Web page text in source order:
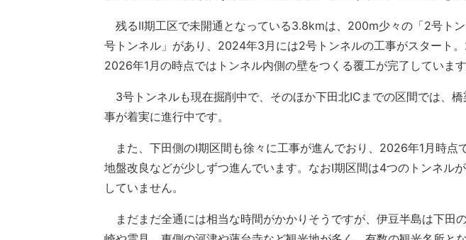
残るII期工区で未開通となっている3.8kmは、200m少々の「2号ト
号トンネル」があり、2024年3月には2号トンネルの工事がスタート
2026年1月の時点ではトンネル内側の壁をつくる覆工が完了しています
3号トンネルも現在掘削中で、そのほか下田北ICまでの区間では、
事が着実に進行中です。
また、下田側のI期区間も徐々に工事が進んでおり、2026年1月時点
地盤改良などが少しずつ進んでいます。なおI期区間は4つのトンネル
していません。
まだまだ全通には相当な時間がかかりそうですが、伊豆半島は下田